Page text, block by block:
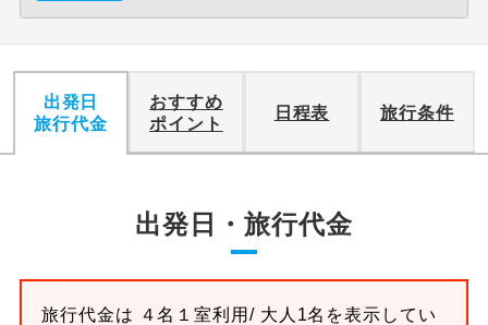
出発日
旅行代金
おすすめ
ポイント
日程表 旅行条件
出発日・旅行代金
旅行代金は ４名１室利用/ 大人1名を表示してい